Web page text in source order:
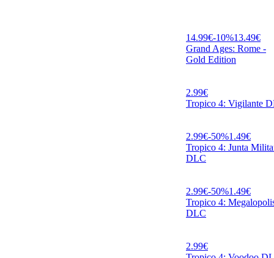
14.99€-10%13.49€
Grand Ages: Rome -
Gold Edition
2.99€
Tropico 4: Vigilante
2.99€-50%1.49€
Tropico 4: Junta
DLC
2.99€-50%1.49€
Tropico 4:
DLC
2.99€